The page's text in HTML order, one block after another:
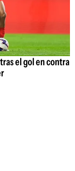
el gol en contra